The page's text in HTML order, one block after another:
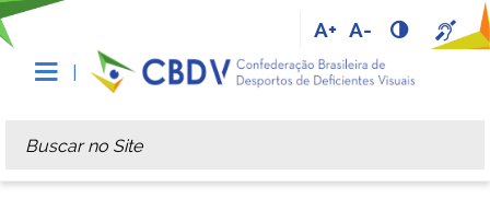
A+ A-
Busca
Busca Avançada…